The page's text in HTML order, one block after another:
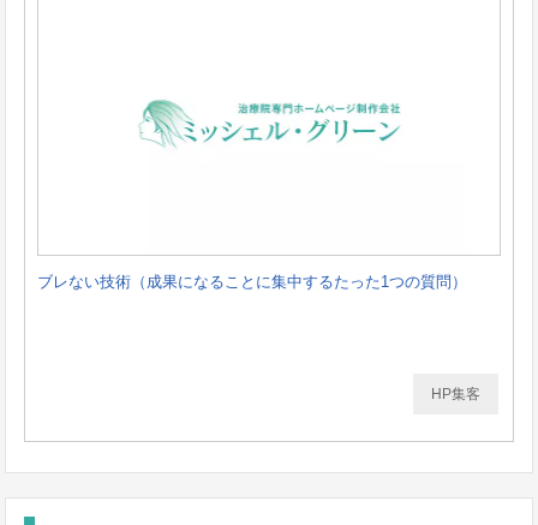
ブレない技術（成果になることに集中するたった1つの質問）
HP集客